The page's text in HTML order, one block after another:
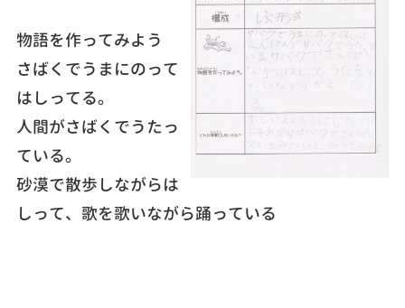
物語を作ってみよう
さばくでうまにのって
はしってる。
人間がさばくでうたっ
ている。
砂漠で散歩しながらは
しって、歌を歌いながら踊っている